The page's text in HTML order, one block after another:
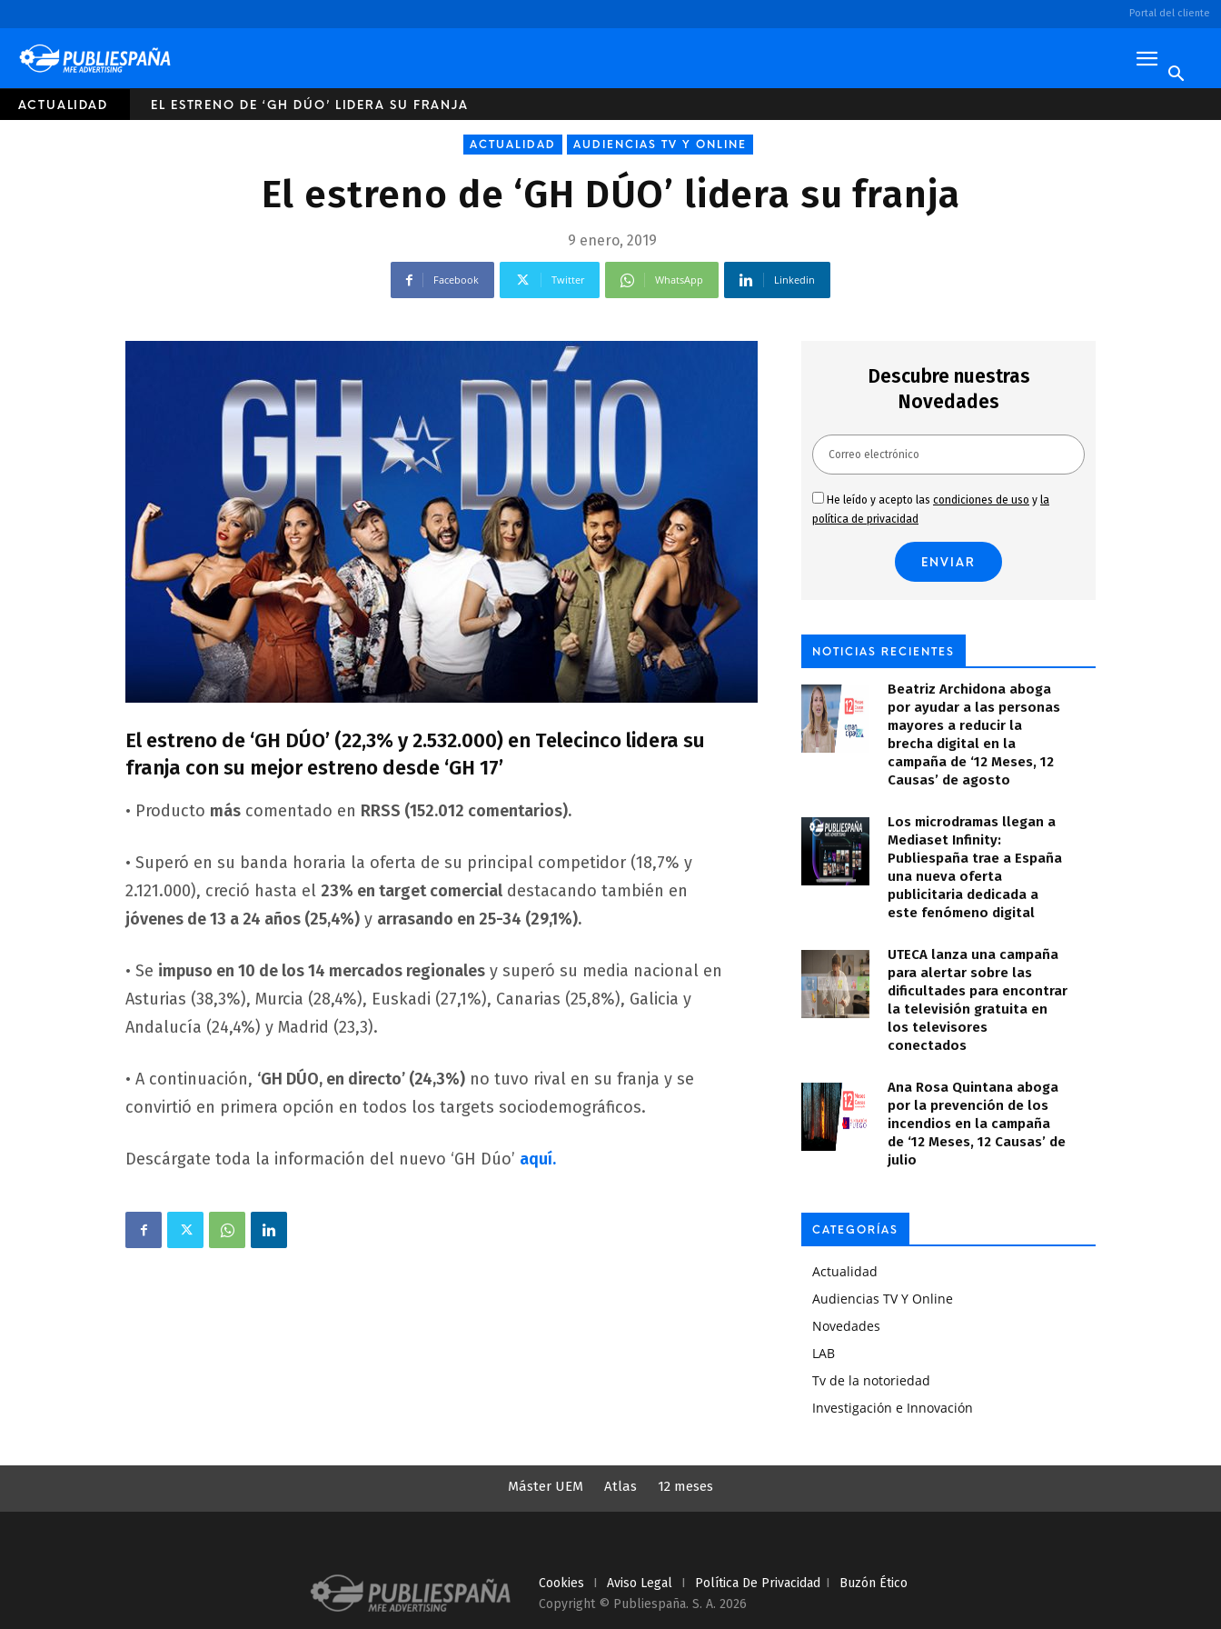
Portal del cliente
ACTUALIDAD EL ESTRENO DE ‘GH DÚO’ LIDERA SU FRANJA
ACTUALIDAD AUDIENCIAS TV Y ONLINE
El estreno de ‘GH DÚO’ lidera su franja
9 enero, 2019
Facebook Twitter WhatsApp Linkedin
El estreno de ‘GH DÚO’ (22,3% y 2.532.000) en Telecinco lidera su
franja con su mejor estreno desde ‘GH 17’
• Producto más comentado en RRSS (152.012 comentarios).
• Superó en su banda horaria la oferta de su principal competidor (18,7% y
2.121.000), creció hasta el 23% en target comercial destacando también en
jóvenes de 13 a 24 años (25,4%) y arrasando en 25-34 (29,1%).
• Se impuso en 10 de los 14 mercados regionales y superó su media nacional en
Asturias (38,3%), Murcia (28,4%), Euskadi (27,1%), Canarias (25,8%), Galicia y
Andalucía (24,4%) y Madrid (23,3).
• A continuación, ‘GH DÚO, en directo’ (24,3%) no tuvo rival en su franja y se
convirtió en primera opción en todos los targets sociodemográficos.
Descárgate toda la información del nuevo ‘GH Dúo’ aquí.
Descubre nuestras
Novedades
He leído y acepto las condiciones de uso y la
política de privacidad
NOTICIAS RECIENTES
Beatriz Archidona aboga
por ayudar a las personas
mayores a reducir la
brecha digital en la
campaña de ‘12 Meses, 12
Causas’ de agosto
Los microdramas llegan a
Mediaset Infinity:
Publiespaña trae a España
una nueva oferta
publicitaria dedicada a
este fenómeno digital
UTECA lanza una campaña
para alertar sobre las
dificultades para encontrar
la televisión gratuita en
los televisores
conectados
Ana Rosa Quintana aboga
por la prevención de los
incendios en la campaña
de ‘12 Meses, 12 Causas’ de
julio
CATEGORÍAS
Actualidad
Audiencias TV Y Online
Novedades
LAB
Tv de la notoriedad
Investigación e Innovación
Máster UEM Atlas 12 meses
Cookies I Aviso Legal I Política De Privacidad I
Buzón Ético
Copyright © Publiespaña. S. A. 2026